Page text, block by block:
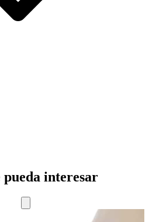
interesar